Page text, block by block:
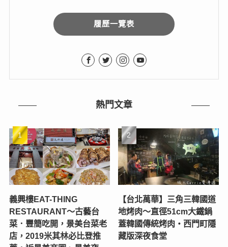
履歷一覽表
熱門文章
義興樓EAT-THING
RESTAURANT〜古藝台
菜．豐簡吃開，景美台菜老
店，2019米其林必比登推
【台北萬華】三角三韓國道
地烤肉～直徑51cm大鐵鍋
蓋韓國傳統烤肉‧西門町隱
藏版深夜食堂